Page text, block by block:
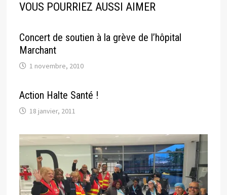
VOUS POURRIEZ AUSSI AIMER
Concert de soutien à la grève de l’hôpital
Marchant
1 novembre, 2010
Action Halte Santé !
18 janvier, 2011